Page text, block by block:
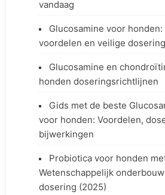
vandaag
Glucosamine voor
voordelen en veilige
Glucosamine en
honden doseringsrichtlijnen
Gids met de beste
voor honden: Voordelen,
bijwerkingen
Probiotica voor honden
Wetenschappelijk
dosering (2025)